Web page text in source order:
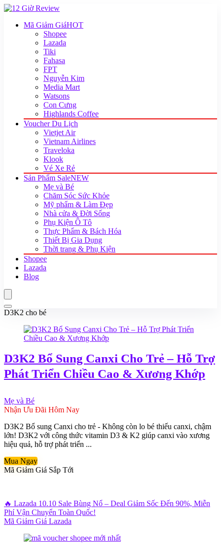
Mã Giảm GiáHOT
Shopee
Lazada
Tiki
Fahasa
FPT
Nguyễn Kim
Media Mart
Watsons
Con Cưng
Highlands Coffee
Voucher Du Lịch
Vietjet Air
Vietnam Airlines
Traveloka
Klook
Vé Xe Rẻ
Sản Phẩm SaleNEW
Mẹ và Bé
Chăm Sóc Sức Khỏe
Mỹ phẩm & Làm Đẹp
Nhà cửa & Đời Sống
Phụ Kiện Ô Tô
Thực Phẩm & Bách Hóa
Thiết Bị Gia Dụng
Thời trang & Phụ Kiện
Shopee
Lazada
Blog
D3K2 cho bé
D3K2 Bổ Sung Canxi Cho Trẻ – Hỗ Trợ
Phát Triển Chiều Cao & Xương Khớp
Mẹ và Bé
Nhận Ưu Đãi Hôm Nay
D3K2 Bổ sung Canxi cho trẻ - Không còn lo bé thiếu canxi, chậm
lớn! D3K2 với công thức vitamin D3 & K2 giúp canxi vào xương
hiệu quả, hỗ trợ phát triển ...
Mua Ngay
Mã Giảm Giá Sắp Tới
🔥 Lazada 10.10 Sale Bùng Nổ – Deal Giảm Sốc Đến 90%, Miễn
Phí Vận Chuyển Toàn Quốc!
Mã Giảm Giá Lazada